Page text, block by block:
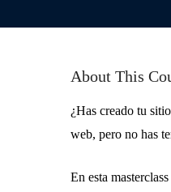
About This
¿Has creado tu
web, pero no has
En esta